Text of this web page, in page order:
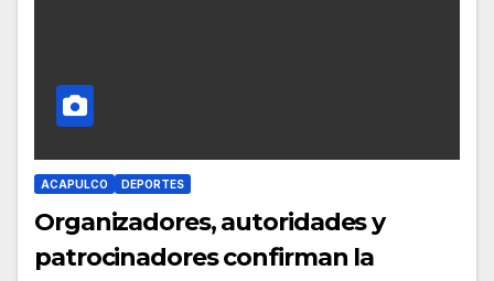
ACAPULCO DEPORTES
Organizadores, autoridades y
patrocinadores confirman la